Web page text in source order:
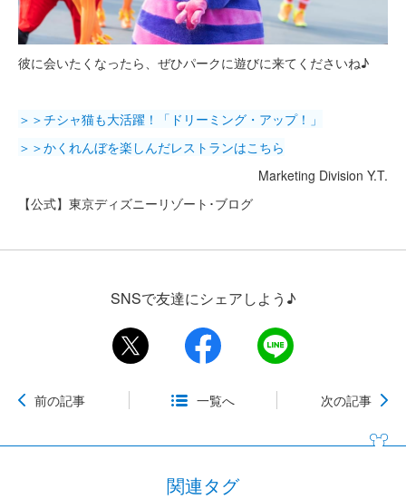
彼に会いたくなったら、ぜひパークに遊びに来てくださいね♪
＞＞チシャ猫も大活躍！「ドリーミング・アップ！」
＞＞かくれんぼを楽しんだレストランはこちら
Marketing Division Y.T.
【公式】東京ディズニーリゾート･ブログ
SNSで友達にシェアしよう♪
前の記事 一覧へ 次の記事
関連タグ